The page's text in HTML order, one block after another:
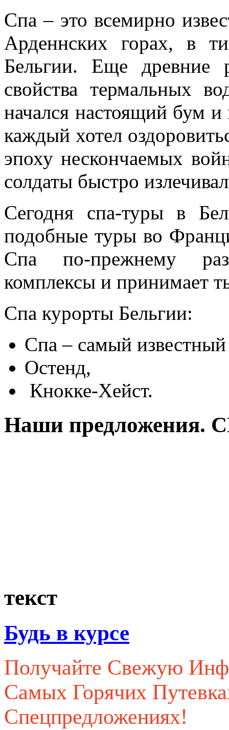
Спа – это всемирно
Арденнских горах, в
Бельгии. Еще древние
свойства термальных
начался настоящий бум и
каждый хотел
эпоху нескончаемых
солдаты быстро
Сегодня спа-туры в
подобные туры во
Спа по-прежнему
комплексы и принимает
Спа курорты Бельгии:
Спа – самый
Остенд,
Кнокке-Хейст.
Наши предложения.
текст
Будь в курсе
Получайте Свежую
Самых Горячих
Спецпредложениях!